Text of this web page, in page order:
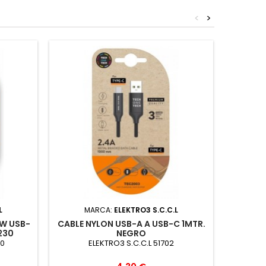
>
<
USB-
MARCA: ELEKTRO3 S.C.C.L
CABLE NYLON USB-A A USB-C 1MTR.
NEGRO
ELEKTRO3 S.C.C.L 51702